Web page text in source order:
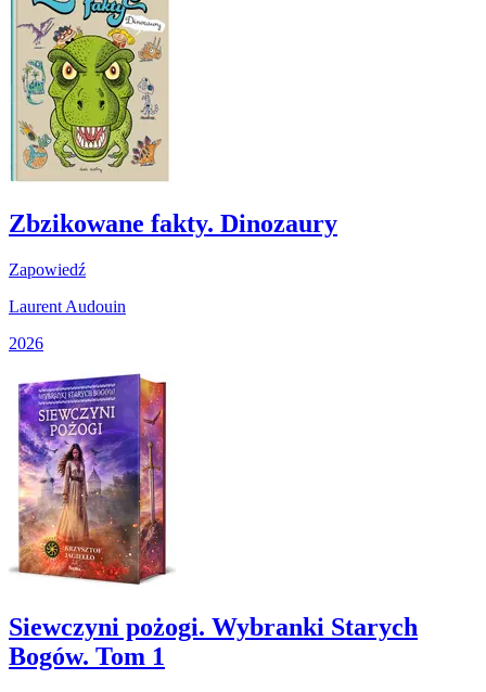
Zbzikowane fakty. Dinozaury
Zapowiedź
Laurent Audouin
2026
Siewczyni pożogi. Wybranki Starych
Bogów. Tom 1